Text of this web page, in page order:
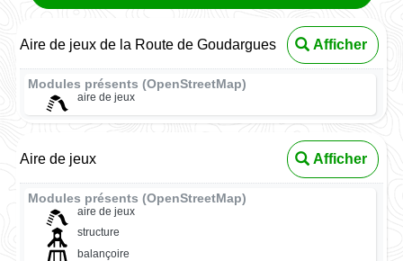
Aire de jeux de la Route de Goudargues Afficher
Modules présents (OpenStreetMap)
aire de jeux
Aire de jeux Afficher
Modules présents (OpenStreetMap)
aire de jeux
structure
balançoire